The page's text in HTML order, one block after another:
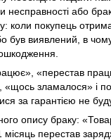
несправності або
коли покупець
був виявлений, в
«перестав
зламалося» і
за гарантією не
опису браку:
перестав